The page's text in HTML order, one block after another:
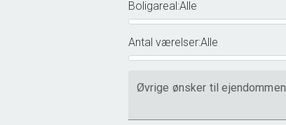
Boligareal:Alle
Antal værelser:Alle
Øvrige ønsker til ejendommen